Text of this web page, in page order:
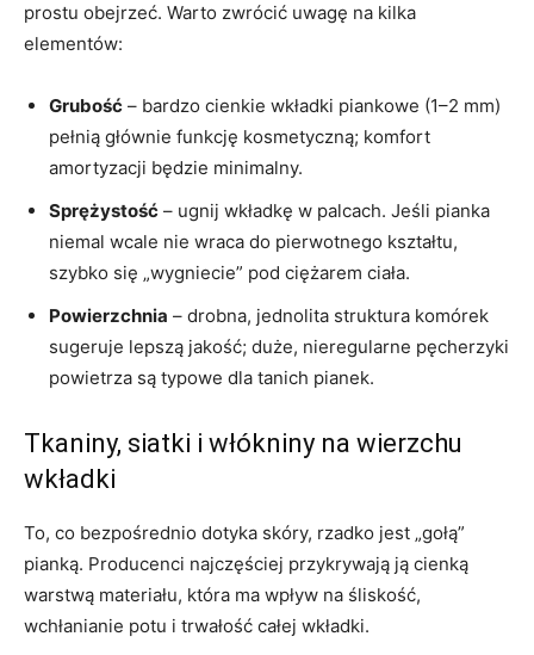
prostu obejrzeć. Warto zwrócić uwagę na kilka
elementów:
Grubość – bardzo cienkie wkładki piankowe (1–2 mm)
pełnią głównie funkcję kosmetyczną; komfort
amortyzacji będzie minimalny.
Sprężystość – ugnij wkładkę w palcach. Jeśli pianka
niemal wcale nie wraca do pierwotnego kształtu,
szybko się „wygniecie” pod ciężarem ciała.
Powierzchnia – drobna, jednolita struktura komórek
sugeruje lepszą jakość; duże, nieregularne pęcherzyki
powietrza są typowe dla tanich pianek.
Tkaniny, siatki i włókniny na wierzchu
wkładki
To, co bezpośrednio dotyka skóry, rzadko jest „gołą”
pianką. Producenci najczęściej przykrywają ją cienką
warstwą materiału, która ma wpływ na śliskość,
wchłanianie potu i trwałość całej wkładki.